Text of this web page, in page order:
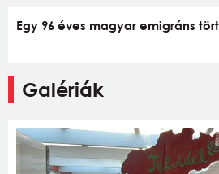
Egy 96 éves magyar emigráns
Galériák